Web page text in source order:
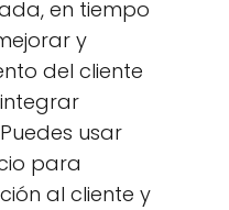
en tiempo
y
del cliente
usar
para
al cliente y